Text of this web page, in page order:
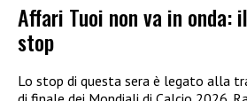
Affari Tuoi non va in onda:
stop
Lo stop di questa sera è legato alla